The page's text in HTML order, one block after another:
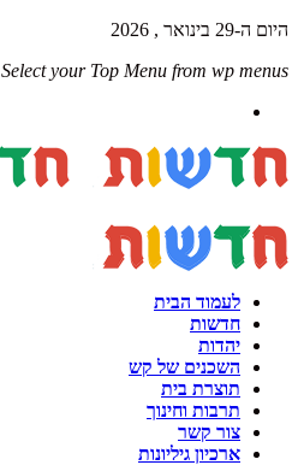
היום ה-29 בינואר , 2026
Select your Top Menu from wp menus
לעמוד הבית
חדשות
יהדות
השכנים של קש
תוצרת בית
תרבות וחינוך
צור קשר
ארכיון גיליונות